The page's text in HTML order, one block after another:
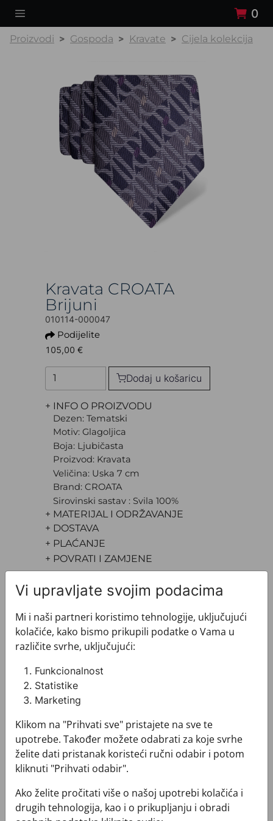
0
Proizvodi Gospoda Kravate Cijela kolekcija
Kravata CROATA
Brijuni
010114-000047
Podijelite
105,00 €
Dodaj u košaricu
+ INFO O PROIZVODU
Dezen: Tematski
Motiv: Glagoljica
Boja: Ljubičasta
Proizvod: Kravata
Veličina: Uska 7 cm
Brand: CROATA
Sirovinski sastav : Svila 100%
+ MATERIJAL I ODRŽAVANJE
+ DOSTAVA
+ PLAĆANJE
+ POVRATI I ZAMJENE
Pogledajte i ovo
Vi upravljate svojim podacima
Mi i naši partneri koristimo tehnologije, uključujući
kolačiće, kako bismo prikupili podatke o Vama u
različite svrhe, uključujući:
Funkcionalnost
Statistike
Marketing
Klikom na "Prihvati sve" pristajete na sve te
upotrebe. Također možete odabrati za koje svrhe
želite dati pristanak koristeći ručni odabir i potom
kliknuti "Prihvati odabir".
Ako želite pročitati više o našoj upotrebi kolačića i
drugih tehnologija, kao i o prikupljanju i obradi